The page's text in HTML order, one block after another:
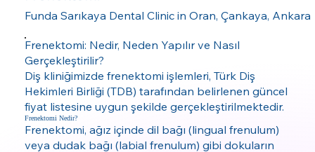
Funda Sarıkaya Dental Clinic in Oran, Çankaya, Ankara
Frenektomi: Nedir, Neden Yapılır ve Nasıl
Gerçekleştirilir?
Diş kliniğimizde frenektomi işlemleri, Türk Diş
Hekimleri Birliği (TDB) tarafından belirlenen güncel
fiyat listesine uygun şekilde gerçekleştirilmektedir.
Frenektomi Nedir?
Frenektomi, ağız içinde dil bağı (lingual frenulum)
veya dudak bağı (labial frenulum) gibi dokuların